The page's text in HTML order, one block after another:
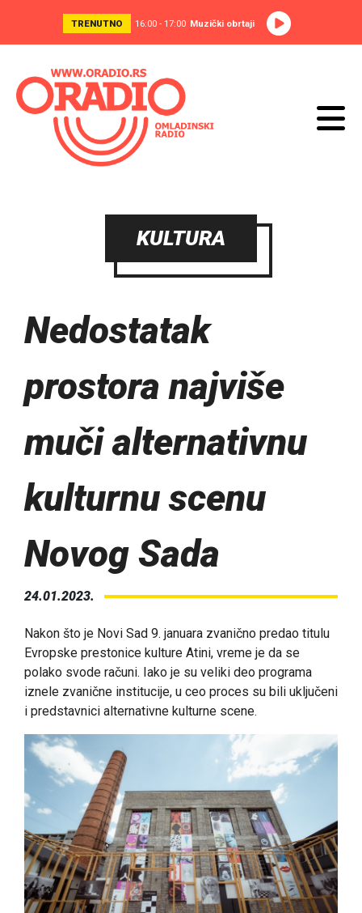
TRENUTNO 16:00 - 17:00 Muzički obrtaji
KULTURA
Nedostatak
prostora najviše
muči alternativnu
kulturnu scenu
Novog Sada
24.01.2023.
Nakon što je Novi Sad 9. januara zvanično predao titulu
Evropske prestonice kulture Atini, vreme je da se
polako svode računi. Iako je su veliki deo programa
iznele zvanične institucije, u ceo proces su bili uključeni
i predstavnici alternativne kulturne scene.